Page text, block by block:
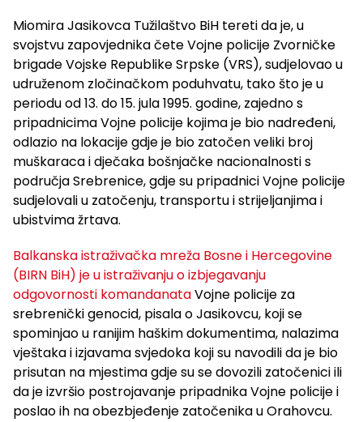
Miomira Jasikovca Tužilaštvo BiH tereti da je, u
svojstvu zapovjednika čete Vojne policije Zvorničke
brigade Vojske Republike Srpske (VRS), sudjelovao u
udruženom zločinačkom poduhvatu, tako što je u
periodu od 13. do 15. jula 1995. godine, zajedno s
pripadnicima Vojne policije kojima je bio nadređeni,
odlazio na lokacije gdje je bio zatočen veliki broj
muškaraca i dječaka bošnjačke nacionalnosti s
područja Srebrenice, gdje su pripadnici Vojne policije
sudjelovali u zatočenju, transportu i strijeljanjima i
ubistvima žrtava.
Balkanska istraživačka mreža Bosne i Hercegovine
(BIRN BiH) je u istraživanju o izbjegavanju
odgovornosti komandanataVojne policije za
srebrenički genocid, pisala o Jasikovcu, koji se
spominjao u ranijim haškim dokumentima, nalazima
vještaka i izjavama svjedoka koji su navodili da je bio
prisutan na mjestima gdje su se dovozili zatočenici ili
da je izvršio postrojavanje pripadnika Vojne policije i
poslao ih na obezbjeđenje zatočenika u Orahovcu.